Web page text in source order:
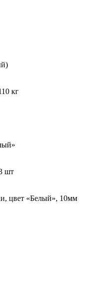
кг
шт
цвет «Белый», 10мм